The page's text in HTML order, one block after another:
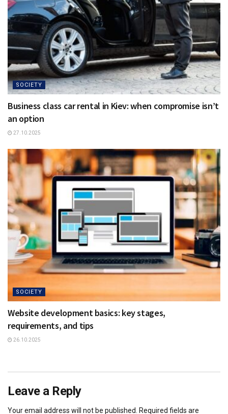
SOCIETY
Business class car rental in Kiev: when compromise isn’t
an option
27.10.2025
SOCIETY
Website development basics: key stages,
requirements, and tips
26.10.2025
Leave a Reply
Your email address will not be published.
Required fields are